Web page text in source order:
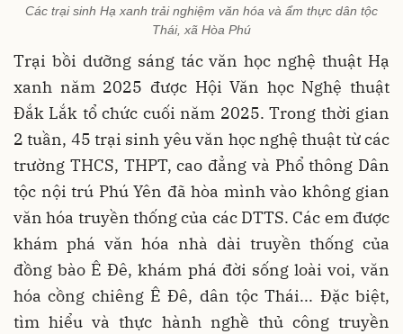
Các trại sinh Hạ xanh trải nghiệm văn hóa và ẩm thực dân tộc
Thái, xã Hòa Phú
Trại bồi dưỡng sáng tác văn học nghệ thuật Hạ
xanh năm 2025 được Hội Văn học Nghệ thuật
Đắk Lắk tổ chức cuối năm 2025. Trong thời gian
2 tuần, 45 trại sinh yêu văn học nghệ thuật từ các
trường THCS, THPT, cao đẳng và Phổ thông Dân
tộc nội trú Phú Yên đã hòa mình vào không gian
văn hóa truyền thống của các DTTS. Các em được
khám phá văn hóa nhà dài truyền thống của
đồng bào Ê Đê, khám phá đời sống loài voi, văn
hóa cồng chiêng Ê Đê, dân tộc Thái... Đặc biệt,
tìm hiểu và thực hành nghề thủ công truyền